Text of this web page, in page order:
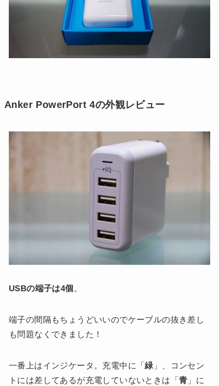
Anker PowerPort 4の外観レビュー
USBの端子は4個 。
端子の間隔もちょうどいいのでケーブルの抜き差し
も問題なくできました！
一番上はインジケータ。充電中に「緑」、コンセン
トには差してあるが充電していないときは「 青 」に